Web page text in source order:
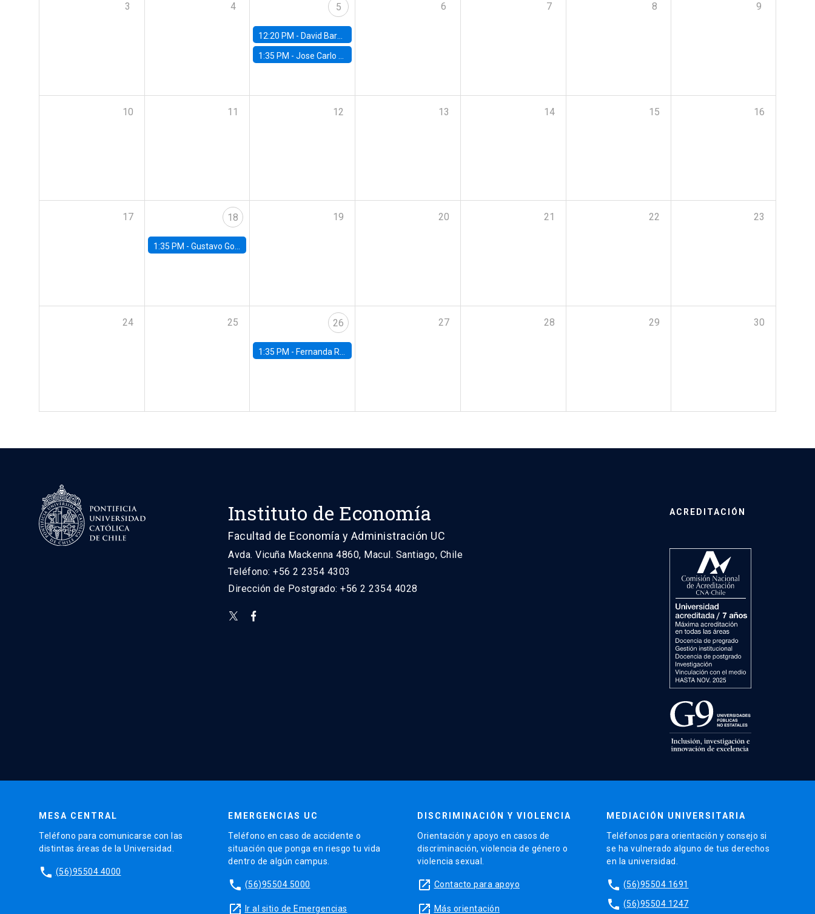
3 4 5
12:20 PM - David Bardey, Universidad de los Andes - CEDE
1:35 PM -Jose Carlo Bermudez, UC (ME) & World Bank
6 7 8 9
10 11 12 13 14 15 16
17 18
1:35 PM - Gustavo González, Banco Central de Chile
19 20 21 22 23
24 25 26
1:35 PM - Fernanda Rojas Ampuero, University of Wisconsin-Madison
27 28 29 30
Instituto de Economía
Facultad de Economía y Administración UC
Avda. Vicuña Mackenna 4860, Macul. Santiago, Chile
Teléfono: +56 2 2354 4303
Dirección de Postgrado: +56 2 2354 4028
ACREDITACIÓN
MESA CENTRAL
Teléfono para comunicarse con las
distintas áreas de la Universidad.
phone (56)95504 4000
EMERGENCIAS UC
Teléfono en caso de accidente o
situación que ponga en riesgo tu vida
dentro de algún campus.
phone (56)95504 5000
launch Ir al sitio de Emergencias
DISCRIMINACIÓN Y VIOLENCIA
Orientación y apoyo en casos de
discriminación, violencia de género o
violencia sexual.
launch Contacto para apoyo
launch Más orientación
MEDIACIÓN UNIVERSITARIA
Teléfonos para orientación y consejo si
se ha vulnerado alguno de tus derechos
en la universidad.
phone (56)95504 1691
phone (56)95504 1247